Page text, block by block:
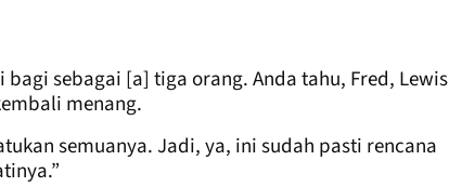
sebagai [a] tiga orang. Anda tahu, Fred, Lewis
menang.
semuanya. Jadi, ya, ini sudah pasti rencana